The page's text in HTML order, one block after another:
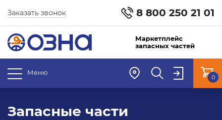
8 800 250 21 01
Заказать звонок
Маркетплейс
запасных частей
Меню
0
Запасные части